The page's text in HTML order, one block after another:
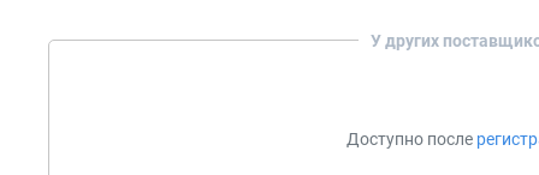
У других
Доступно после